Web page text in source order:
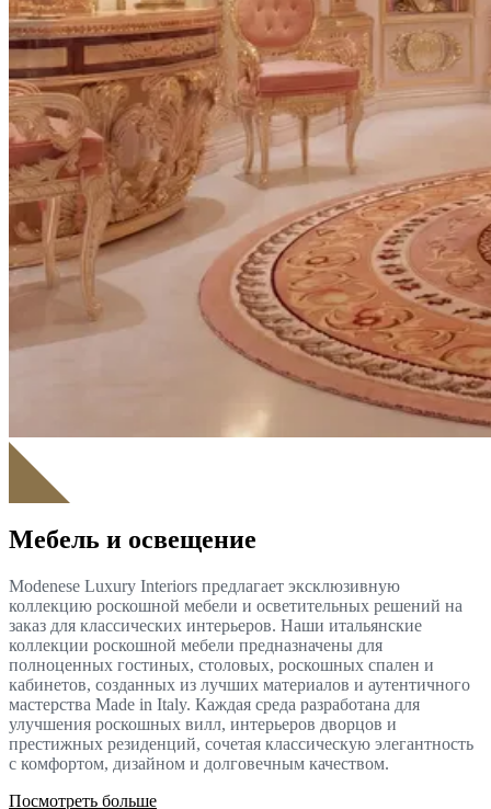
Мебель и освещение
Modenese Luxury Interiors предлагает эксклюзивную
коллекцию роскошной мебели и осветительных решений на
заказ для классических интерьеров. Наши итальянские
коллекции роскошной мебели предназначены для
полноценных гостиных, столовых, роскошных спален и
кабинетов, созданных из лучших материалов и аутентичного
мастерства Made in Italy. Каждая среда разработана для
улучшения роскошных вилл, интерьеров дворцов и
престижных резиденций, сочетая классическую элегантность
с комфортом, дизайном и долговечным качеством.
Посмотреть больше